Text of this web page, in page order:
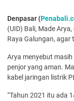
Denpasar (
(UID) Bali, Made
Raya Galungan,
Arya menyebut
penjor yang aman.
kabel jaringan listrik
“Tahun 2021 itu ada